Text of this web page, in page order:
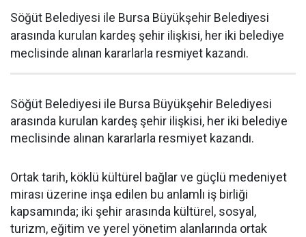
Söğüt Belediyesi ile Bursa Büyükşehir Belediyesi
arasında kurulan kardeş şehir ilişkisi, her iki belediye
meclisinde alınan kararlarla resmiyet kazandı.
Söğüt Belediyesi ile Bursa Büyükşehir Belediyesi
arasında kurulan kardeş şehir ilişkisi, her iki belediye
meclisinde alınan kararlarla resmiyet kazandı.
Ortak tarih, köklü kültürel bağlar ve güçlü medeniyet
mirası üzerine inşa edilen bu anlamlı iş birliği
kapsamında; iki şehir arasında kültürel, sosyal,
turizm, eğitim ve yerel yönetim alanlarında ortak